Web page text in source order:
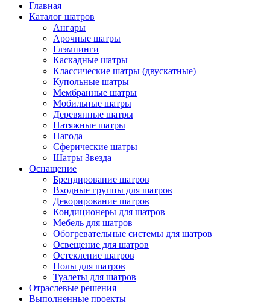
Главная
Каталог шатров
Ангары
Арочные шатры
Глэмпинги
Каскадные шатры
Классические шатры (двускатные)
Купольные шатры
Мембранные шатры
Мобильные шатры
Деревянные шатры
Натяжные шатры
Пагода
Сферические шатры
Шатры Звезда
Оснащение
Брендирование шатров
Входные группы для шатров
Декорирование шатров
Кондиционеры для шатров
Мебель для шатров
Обогревательные системы для шатров
Освещение для шатров
Остекление шатров
Полы для шатров
Туалеты для шатров
Отраслевые решения
Выполненные проекты